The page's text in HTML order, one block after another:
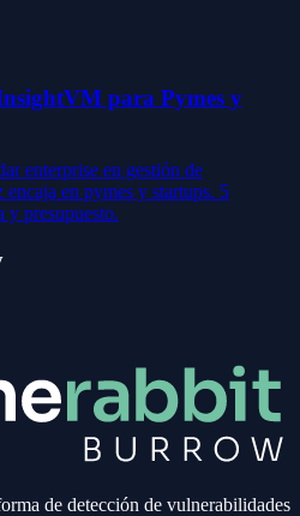
para Pymes y
enterprise en gestión de
en pymes y startups. 5
y presupuesto.
de detección de vulnerabilidades